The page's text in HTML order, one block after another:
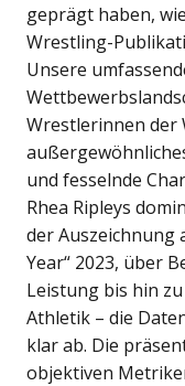
geprägt haben,
Wrestling-
Unsere
Wrestlerinnen der
und fesselnde
Rhea Ripleys
der Auszeichnung
Year“ 2023, über
Leistung bis hin
Athletik – die
klar ab. Die
objektiven